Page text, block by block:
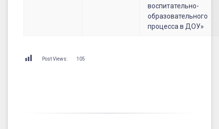
воспитательно-
образовательного
процесса в ДОУ»
Post Views: 105